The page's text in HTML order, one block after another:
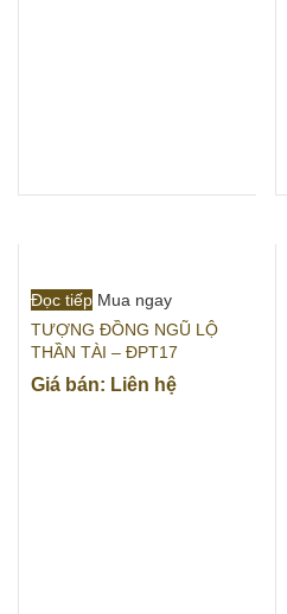
Đọc tiếp Mua ngay
TƯỢNG ĐỒNG NGŨ LỘ
THẦN TÀI – ĐPT17
Giá bán: Liên hệ